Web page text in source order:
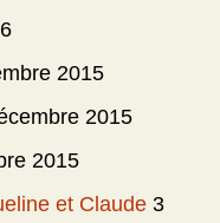
2015
2015
2015
et Claude 3